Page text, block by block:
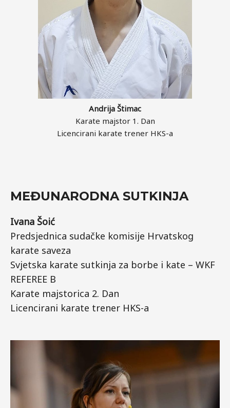
Andrija Štimac
Karate majstor 1. Dan
Licencirani karate trener HKS-a
MEĐUNARODNA SUTKINJA
Ivana Šoić
Predsjednica sudačke komisije Hrvatskog
karate saveza
Svjetska karate sutkinja za borbe i kate – WKF
REFEREE B
Karate majstorica 2. Dan
Licencirani karate trener HKS-a